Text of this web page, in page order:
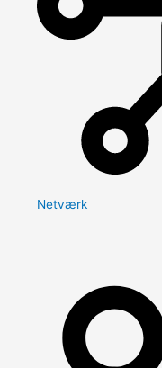
Netværk